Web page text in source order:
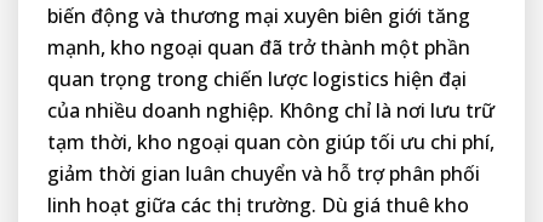
biến động và thương mại xuyên biên giới tăng
mạnh, kho ngoại quan đã trở thành một phần
quan trọng trong chiến lược logistics hiện đại
của nhiều doanh nghiệp. Không chỉ là nơi lưu trữ
tạm thời, kho ngoại quan còn giúp tối ưu chi phí,
giảm thời gian luân chuyển và hỗ trợ phân phối
linh hoạt giữa các thị trường. Dù giá thuê kho